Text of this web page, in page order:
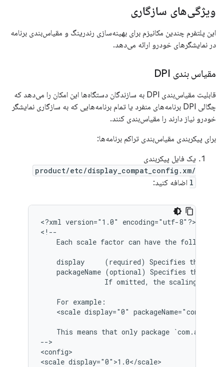
ویژگی‌های سازگاری
این پلتفرم چندین مکانیزم برای بهینه‌سازی رندرینگ و مقیاس‌بندی برنامه
در نمایشگرهای خودرو ارائه می‌دهد.
مقیاس بندی DPI
قابلیت مقیاس‌بندی DPI به سازندگان دستگاه‌ها این امکان را می‌دهد که
چگالی DPI برنامه‌های منفرد یا تمام برنامه‌هایی که به سازگاری نمایشگر
خودرو نیاز دارند را مقیاس‌بندی کنند.
برای پیکربندی مقیاس‌بندی تراکم برنامه‌ها:
یک فایل پیکربندی
/product/etc/display_compat_config.xm
l اضافه کنید:
<?xml version="1.0"
encoding="utf-8"?>
Each scale factor can have the following
display (required) Specifies the
packageName (optional) Specifies the
If omitted, the scaling
For
<scale display="0"
This means that only package
-->
<config>
<scale display="0">1.0</scale>